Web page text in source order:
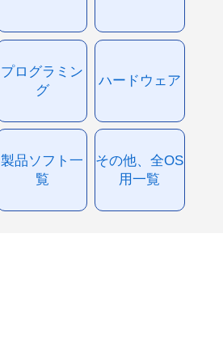
プログラミン
グ
ハードウェア
製品ソフト一
覧
その他、全OS
用一覧